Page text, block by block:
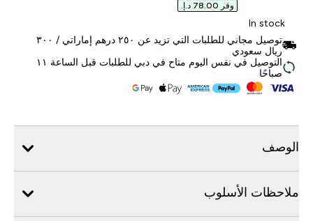
وفر ‏78.00 د.إ.‏‎
In stock
توصيل مجاني للطلبات التي تزيد عن ٢٥٠ درهم إماراتي / ٣٠٠
ريال سعودي
التوصيل في نفس اليوم متاح في دبي للطلبات قبل الساعة ١١
صباحًا
الوصف
ملاحظات الأسلوب